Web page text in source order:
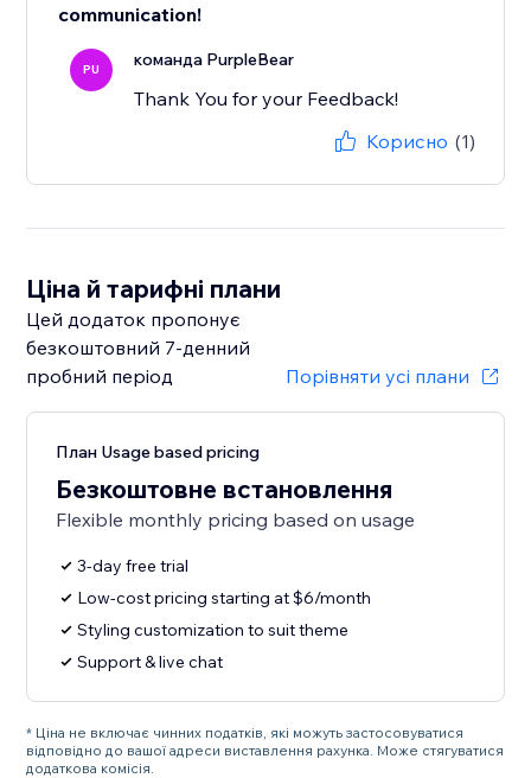
communication!
PU команда PurpleBear
Thank You for your Feedback!
Корисно (1)
Ціна й тарифні плани
Цей додаток пропонує
безкоштовний 7‑денний
пробний період
Порівняти усі плани
План Usage based pricing
Безкоштовне встановлення
Flexible monthly pricing based on usage
3-day free trial
Low-cost pricing starting at $6/month
Styling customization to suit theme
Support & live chat
* Ціна не включає чинних податків, які можуть застосовуватися
відповідно до вашої адреси виставлення рахунка. Може стягуватися
додаткова комісія.